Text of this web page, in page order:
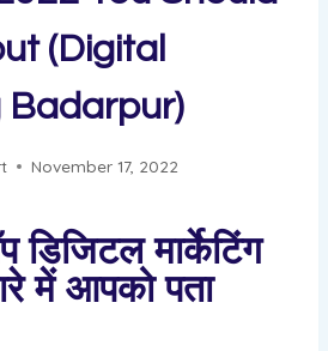
(Digital
Badarpur)
November 17, 2022
डिजिटल मार्केटिंग
में आपको पता